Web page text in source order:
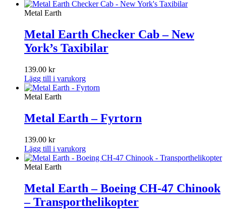
Metal Earth
Metal Earth Checker Cab – New
York’s Taxibilar
139.00 kr
Lägg till i varukorg
Metal Earth
Metal Earth – Fyrtorn
139.00 kr
Lägg till i varukorg
Metal Earth
Metal Earth – Boeing CH-47 Chinook
– Transporthelikopter